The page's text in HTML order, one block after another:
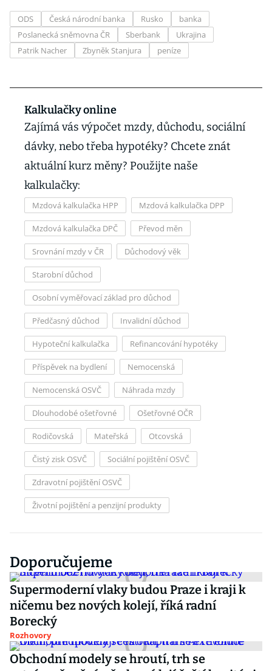
ODS Česká národní banka Rusko
banka
Poslanecká sněmovna ČR
Sberbank
Ukrajina
Patrik Nacher
Zbyněk Stanjura peníze
Kalkulačky online
Zajímá vás výpočet mzdy, důchodu, sociální
dávky, nebo třeba hypotéky? Chcete znát
aktuální kurz měny? Použijte naše
kalkulačky:
Mzdová kalkulačka HPP Mzdová kalkulačka DPP
Mzdová kalkulačka DPČ Převod měn
Srovnání mzdy v ČR Důchodový věk
Starobní důchod
Osobní vyměřovací základ pro důchod
Předčasný důchod Invalidní důchod
Hypoteční kalkulačka Refinancování hypotéky
Příspěvek na bydlení Nemocenská
Nemocenská OSVČ Náhrada mzdy
Dlouhodobé ošetřovné Ošetřovné OČR
Rodičovská Mateřská Otcovská
Čistý zisk OSVČ Sociální pojištění OSVČ
Zdravotní pojištění OSVČ
Životní pojištění a penzijní produkty
Doporučujeme
Supermoderní vlaky budou Praze i kraji k
ničemu bez nových kolejí, říká radní
Borecký
Rozhovory
Obchodní modely se hroutí, trh se